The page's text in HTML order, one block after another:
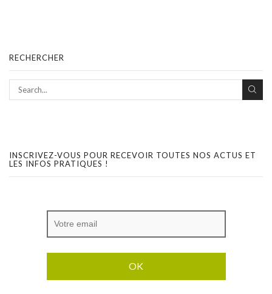
RECHERCHER
INSCRIVEZ-VOUS POUR RECEVOIR TOUTES NOS ACTUS ET
LES INFOS PRATIQUES !